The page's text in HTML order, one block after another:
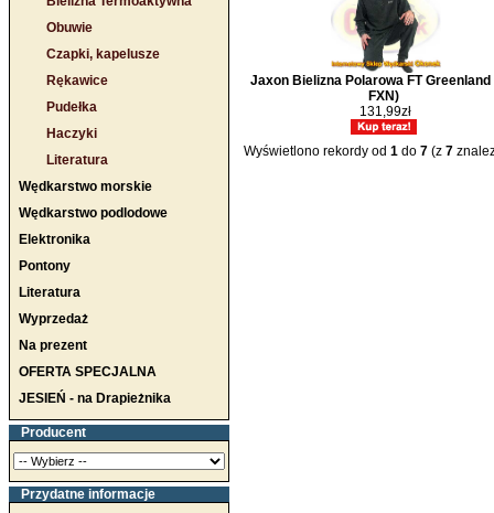
Obuwie
Czapki, kapelusze
Rękawice
Pudełka
Haczyki
Literatura
Wędkarstwo morskie
Wędkarstwo podlodowe
Elektronika
Pontony
Literatura
Wyprzedaż
Na prezent
OFERTA SPECJALNA
JESIEŃ - na Drapieżnika
Producent
Przydatne informacje
Jaxon Bielizna Polarowa FT Greenland
FXN)
131,99zł
Wyświetlono rekordy od 1 do 7 (z 7